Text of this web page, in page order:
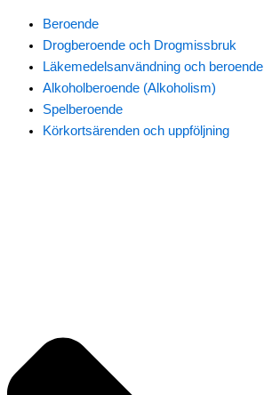
Beroende
Drogberoende och Drogmissbruk
Läkemedelsanvändning och beroende
Alkoholberoende (Alkoholism)
Spelberoende
Körkortsärenden och uppföljning